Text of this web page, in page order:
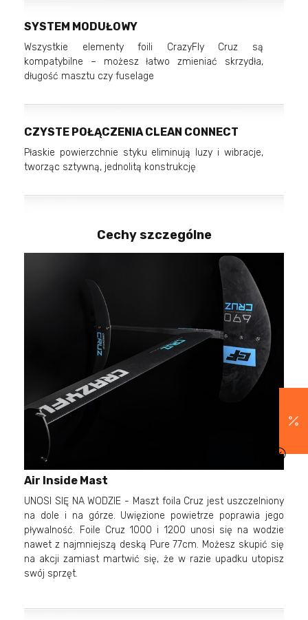
SYSTEM MODUŁOWY
Wszystkie elementy foili CrazyFly Cruz są
kompatybilne – możesz łatwo zmieniać skrzydła,
długość masztu czy fuselage
CZYSTE POŁĄCZENIA CLEAN CONNECT
Płaskie powierzchnie styku eliminują luzy i wibracje,
tworząc sztywną, jednolitą konstrukcję
Cechy szczególne
Air Inside Mast
UNOSI SIĘ NA WODZIE - Maszt foila Cruz jest uszczelniony
na dole i na górze. Uwięzione powietrze poprawia jego
pływalność. Foile Cruz 1000 i 1200 unosi się na wodzie
nawet z najmniejszą deską Pure 77cm. Możesz skupić się
na akcji zamiast martwić się, że w razie upadku utopisz
swój sprzęt.